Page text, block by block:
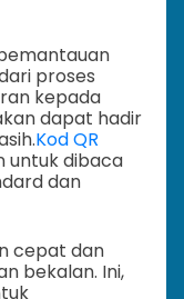
proses
kepada
dapat hadir
Kod QR
untuk dibaca
dan
cepat dan
bekalan. Ini,